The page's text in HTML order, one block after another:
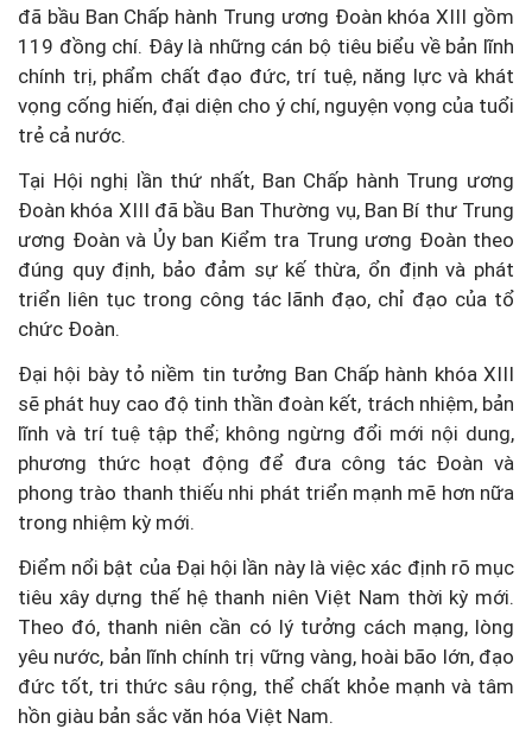
đã bầu Ban Chấp hành Trung ương Đoàn khóa XIII gồm
119 đồng chí. Đây là những cán bộ tiêu biểu về bản lĩnh
chính trị, phẩm chất đạo đức, trí tuệ, năng lực và khát
vọng cống hiến, đại diện cho ý chí, nguyện vọng của tuổi
trẻ cả nước.
Tại Hội nghị lần thứ nhất, Ban Chấp hành Trung ương
Đoàn khóa XIII đã bầu Ban Thường vụ, Ban Bí thư Trung
ương Đoàn và Ủy ban Kiểm tra Trung ương Đoàn theo
đúng quy định, bảo đảm sự kế thừa, ổn định và phát
triển liên tục trong công tác lãnh đạo, chỉ đạo của tổ
chức Đoàn.
Đại hội bày tỏ niềm tin tưởng Ban Chấp hành khóa XIII
sẽ phát huy cao độ tinh thần đoàn kết, trách nhiệm, bản
lĩnh và trí tuệ tập thể; không ngừng đổi mới nội dung,
phương thức hoạt động để đưa công tác Đoàn và
phong trào thanh thiếu nhi phát triển mạnh mẽ hơn nữa
trong nhiệm kỳ mới.
Điểm nổi bật của Đại hội lần này là việc xác định rõ mục
tiêu xây dựng thế hệ thanh niên Việt Nam thời kỳ mới.
Theo đó, thanh niên cần có lý tưởng cách mạng, lòng
yêu nước, bản lĩnh chính trị vững vàng, hoài bão lớn, đạo
đức tốt, tri thức sâu rộng, thể chất khỏe mạnh và tâm
hồn giàu bản sắc văn hóa Việt Nam.